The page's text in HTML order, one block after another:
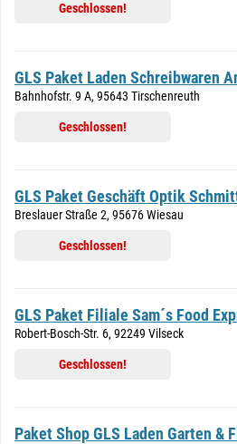
Geschlossen!
GLS Paket Laden Schreibwaren
Bahnhofstr. 9 A, 95643 Tirschenreuth
Geschlossen!
GLS Paket Geschäft Optik
Breslauer Straße 2, 95676 Wiesau
Geschlossen!
GLS Paket Filiale Sam´s Food
Robert-Bosch-Str. 6, 92249 Vilseck
Geschlossen!
Paket Shop GLS Laden Garten